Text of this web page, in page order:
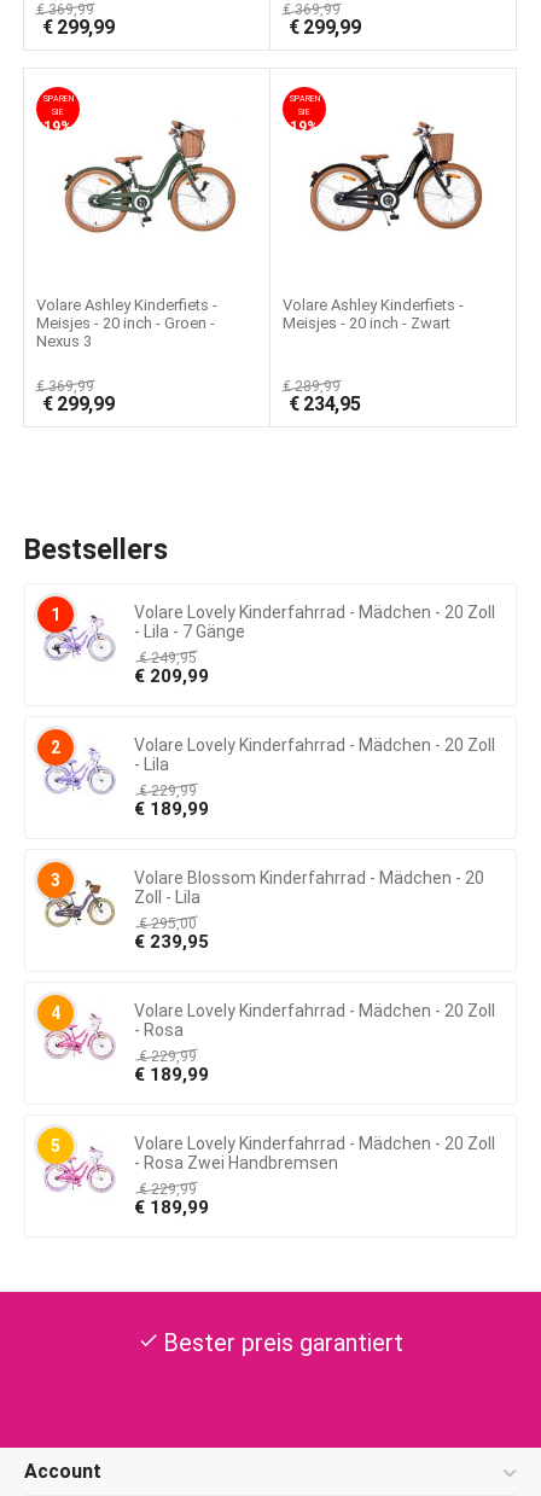
€369,99
€ 299,99
€369,99
€ 299,99
SPAREN
SIE
19%
Volare Ashley Kinderfiets -
Meisjes - 20 inch - Groen -
Nexus 3
€369,99
€ 299,99
SPAREN
SIE
19%
Volare Ashley Kinderfiets -
Meisjes - 20 inch - Zwart
€289,99
€ 234,95
Bestsellers
1
Volare Lovely Kinderfahrrad - Mädchen - 20 Zoll
- Lila - 7 Gänge
€249,95
€ 209,99
2
Volare Lovely Kinderfahrrad - Mädchen - 20 Zoll
- Lila
€229,99
€ 189,99
3
Volare Blossom Kinderfahrrad - Mädchen - 20
Zoll - Lila
€295,00
€ 239,95
4
Volare Lovely Kinderfahrrad - Mädchen - 20 Zoll
- Rosa
€229,99
€ 189,99
5
Volare Lovely Kinderfahrrad - Mädchen - 20 Zoll
- Rosa Zwei Handbremsen
€229,99
€ 189,99
check Bester preis garantiert
Account